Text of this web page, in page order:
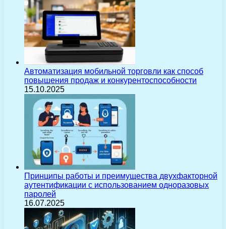
Автоматизация мобильной торговли как способ
повышения продаж и конкурентоспособности
15.10.2025
Принципы работы и преимущества двухфакторной
аутентификации с использованием одноразовых
паролей
16.07.2025